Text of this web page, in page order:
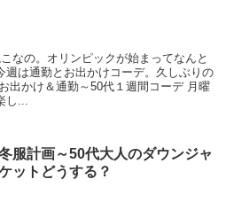
なの。オリンピックが始まってなんと
週は通勤とお出かけコーデ。久しぶりの
出かけ＆通勤～50代１週間コーデ 月曜
し...
服計画～50代大人のダウンジャ
ットどうする？